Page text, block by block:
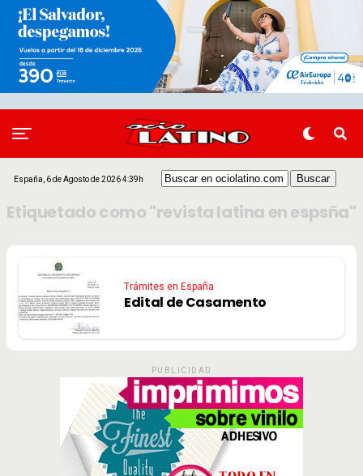
España, 6 de Agosto de 2026 4:39h
Etiquetado como "revista latina en espsña"
Trámites en España
Edital de Casamento
PUBLICIDAD